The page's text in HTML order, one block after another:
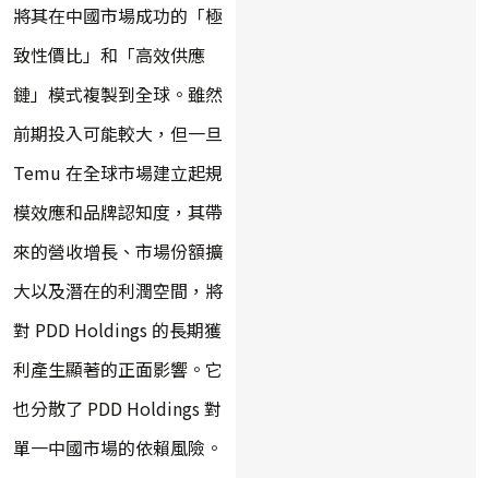
將其在中國市場成功的「極
致性價比」和「高效供應
鏈」模式複製到全球。雖然
前期投入可能較大，但一旦
Temu 在全球市場建立起規
模效應和品牌認知度，其帶
來的營收增長、市場份額擴
大以及潛在的利潤空間，將
對 PDD Holdings 的長期獲
利產生顯著的正面影響。它
也分散了 PDD Holdings 對
單一中國市場的依賴風險。